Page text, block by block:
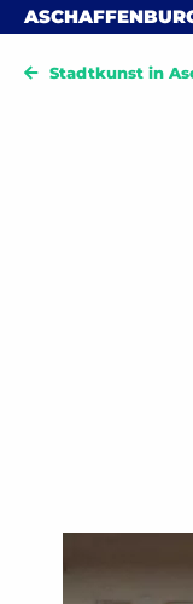
Skip to content
Stadtkunst in